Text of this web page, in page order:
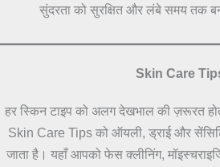
सुंदरता को सुरक्षित और लंबे समय तक
Skin Care
हर स्किन टाइप को अलग देखभाल की ज़रूरत
Skin Care Tips को ऑयली, ड्राई और
जाता है। यहाँ आपको फेस क्लीनिंग,